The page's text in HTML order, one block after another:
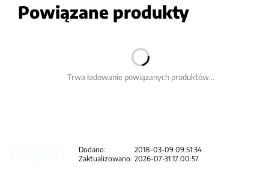
Powiązane produkty
Trwa ładowanie powiązanych produktów...
Dodano:
2018-03-09 09:51:34
Zaktualizowano: 2026-07-31 17:00:57